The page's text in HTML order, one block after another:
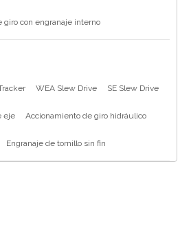
giro con engranaje interno
WEA Slew Drive SE Slew Drive
eje Accionamiento de giro hidráulico
Engranaje de tornillo sin fin